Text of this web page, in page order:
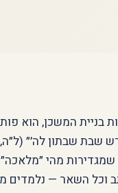
בניית המשכן, הוא
שבתון לה׳״ (ל״ה,
מהי
וכל השאר — נלמדים